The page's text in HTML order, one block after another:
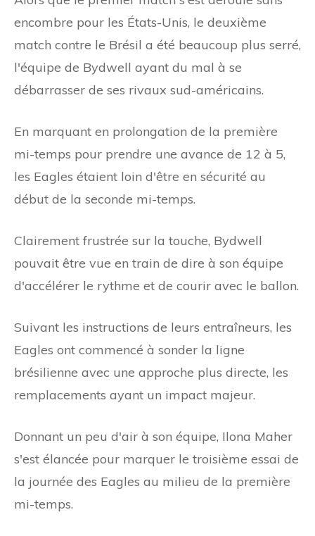
encombre pour les États-Unis, le deuxième
match contre le Brésil a été beaucoup plus serré,
l'équipe de Bydwell ayant du mal à se
débarrasser de ses rivaux sud-américains.
En marquant en prolongation de la première
mi-temps pour prendre une avance de 12 à 5,
les Eagles étaient loin d'être en sécurité au
début de la seconde mi-temps.
Clairement frustrée sur la touche, Bydwell
pouvait être vue en train de dire à son équipe
d'accélérer le rythme et de courir avec le ballon.
Suivant les instructions de leurs entraîneurs, les
Eagles ont commencé à sonder la ligne
brésilienne avec une approche plus directe, les
remplacements ayant un impact majeur.
Donnant un peu d'air à son équipe, Ilona Maher
s'est élancée pour marquer le troisième essai de
la journée des Eagles au milieu de la première
mi-temps.